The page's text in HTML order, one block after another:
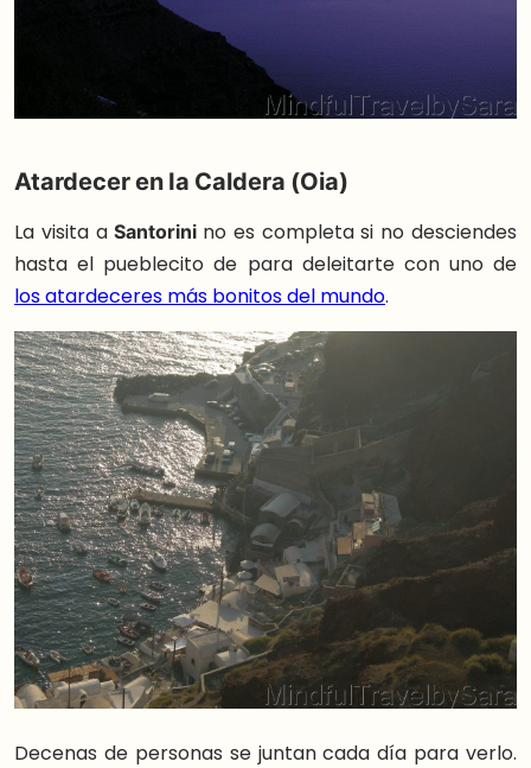
Atardecer en Ia Caldera (Oia)
La visita aSantorini no es completa si no desciendes
hasta el pueblecito de para deleitarte con uno de
los atardeceres más bonitos del mundo.
Decenas de personas se juntan cada día para verlo.